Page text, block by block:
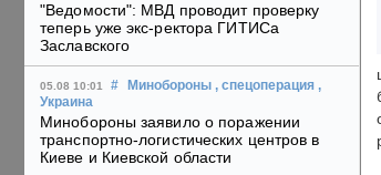
"Ведомости": МВД проводит проверку
теперь уже экс-ректора ГИТИСа
Заславского
05.08 10:01 # Минобороны , спецоперация ,
Украина
Минобороны заявило о поражении
транспортно-логистических центров в
Киеве и Киевской области